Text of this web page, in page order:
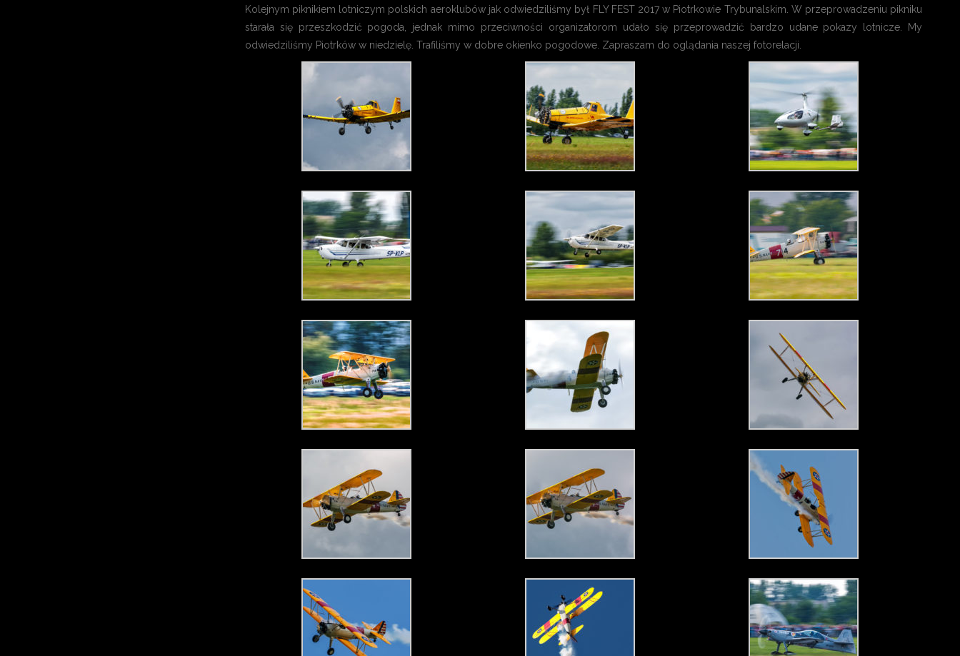
Kolejnym piknikiem lotniczym polskich aeroklubów jak odwiedziliśmy był FLY FEST 2017 w Piotrkowie Trybunalskim. W przeprowadzeniu pikniku
starała się przeszkodzić pogoda, jednak mimo przeciwności organizatorom udało się przeprowadzić bardzo udane pokazy lotnicze. My
odwiedziliśmy Piotrków w niedzielę. Trafiliśmy w dobre okienko pogodowe. Zapraszam do oglądania naszej fotorelacji.